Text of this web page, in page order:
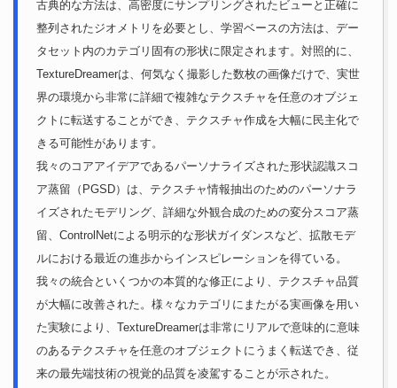
古典的な方法は、高密度にサンプリングされたビューと正確に
整列されたジオメトリを必要とし、学習ベースの方法は、デー
タセット内のカテゴリ固有の形状に限定されます。対照的に、
TextureDreamerは、何気なく撮影した数枚の画像だけで、実世
界の環境から非常に詳細で複雑なテクスチャを任意のオブジェ
クトに転送することができ、テクスチャ作成を大幅に民主化で
きる可能性があります。
我々のコアアイデアであるパーソナライズされた形状認識スコ
ア蒸留（PGSD）は、テクスチャ情報抽出のためのパーソナラ
イズされたモデリング、詳細な外観合成のための変分スコア蒸
留、ControlNetによる明示的な形状ガイダンスなど、拡散モデ
ルにおける最近の進歩からインスピレーションを得ている。
我々の統合といくつかの本質的な修正により、テクスチャ品質
が大幅に改善された。様々なカテゴリにまたがる実画像を用い
た実験により、TextureDreamerは非常にリアルで意味的に意味
のあるテクスチャを任意のオブジェクトにうまく転送でき、従
来の最先端技術の視覚的品質を凌駕することが示された。